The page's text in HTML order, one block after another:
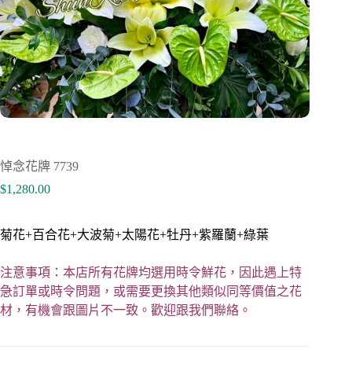
悼念花牌 7739
$1,280.00
菊花+百合花+大波菊+太陽花+牡丹+紫羅蘭+綠葉
注意事項：本店所有花牌均選用時令鮮花，因此遇上特
急訂單或時令問題，或需要更換其他類似同等價值之花
材，有機會跟圖片不一致。歡迎跟我們聯絡。